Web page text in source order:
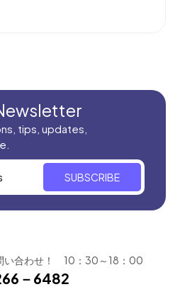
tips, updates,
SUBSCRIBE
い合わせ！ 10：30～18：00
－6482